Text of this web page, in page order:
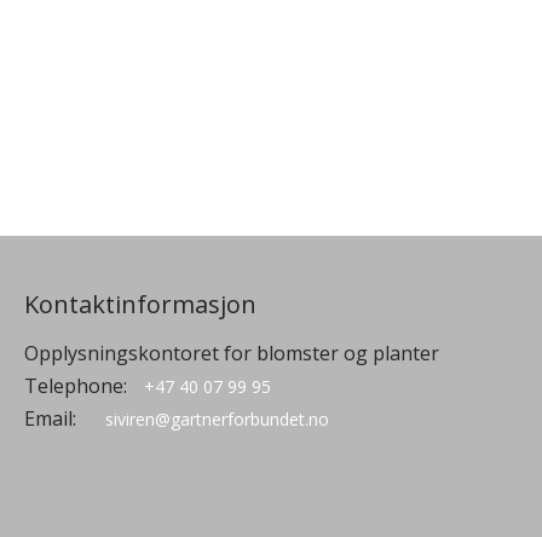
Kontaktinformasjon
Opplysningskontoret for blomster og planter
Telephone:
+47 40 07 99 95
Email: siviren@gartnerforbundet.no